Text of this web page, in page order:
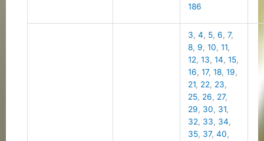
186
3,4, 5,6,7,
8, 9,10,11,
12,13,14,15,
16,17,18,19,
21, 22, 23,
25, 26, 27,
29, 30, 31,
32, 33, 34,
35, 37,40,